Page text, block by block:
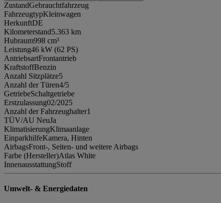
ZustandGebrauchtfahrzeug
FahrzeugtypKleinwagen
HerkunftDE
Kilometerstand5.363 km
Hubraum998 cm³
Leistung46 kW (62 PS)
AntriebsartFrontantrieb
KraftstoffBenzin
Anzahl Sitzplätze5
Anzahl der Türen4/5
GetriebeSchaltgetriebe
Erstzulassung02/2025
Anzahl der Fahrzeughalter1
TÜV/AU NeuJa
KlimatisierungKlimaanlage
EinparkhilfeKamera, Hinten
AirbagsFront-, Seiten- und weitere Airbags
Farbe (Hersteller)Atlas White
InnenausstattungStoff
Umwelt- & Energiedaten